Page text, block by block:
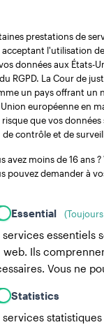
prestations de
acceptant l'utilisation
données aux États-
du RGPD. La Cour de
un pays offrant un
européenne en
que vos
de contrôle et de
avez moins de 16 ans
pouvez demander à
Essential
services essentiels
web. Ils
Vous ne
Statistics
services